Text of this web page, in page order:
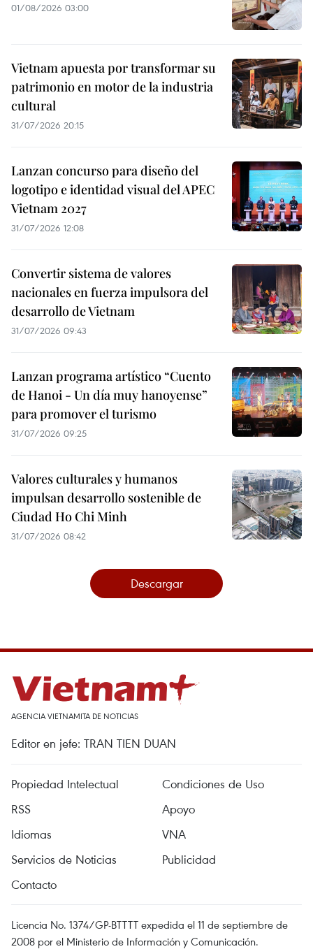
01/08/2026 03:00
Vietnam apuesta por transformar su
patrimonio en motor de la industria
cultural
31/07/2026 20:15
Lanzan concurso para diseño del
logotipo e identidad visual del APEC
Vietnam 2027
31/07/2026 12:08
Convertir sistema de valores
nacionales en fuerza impulsora del
desarrollo de Vietnam
31/07/2026 09:43
Lanzan programa artístico “Cuento
de Hanoi - Un día muy hanoyense”
para promover el turismo
31/07/2026 09:25
Valores culturales y humanos
impulsan desarrollo sostenible de
Ciudad Ho Chi Minh
31/07/2026 08:42
Descargar
AGENCIA VIETNAMITA DE NOTICIAS
Editor en jefe: TRAN TIEN DUAN
Propiedad Intelectual
Condiciones de Uso
RSS
Apoyo
Idiomas
VNA
Servicios de Noticias
Publicidad
Contacto
Licencia No. 1374/GP-BTTTT expedida el 11 de septiembre de
2008 por el Ministerio de Información y Comunicación.